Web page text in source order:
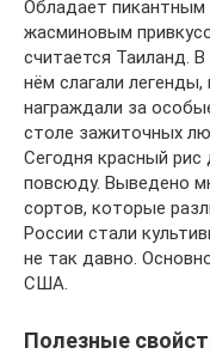
Обладает
жасминовым
считается Таиланд.
нём слагали легенды,
награждали за
столе зажиточных
Сегодня красный рис
повсюду. Выведено
сортов, которые
России стали
не так давно.
США.
Полезные